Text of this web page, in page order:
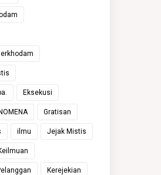
Eksekusi
Gratisan
ilmu Jejak Mistis
Kerejekian